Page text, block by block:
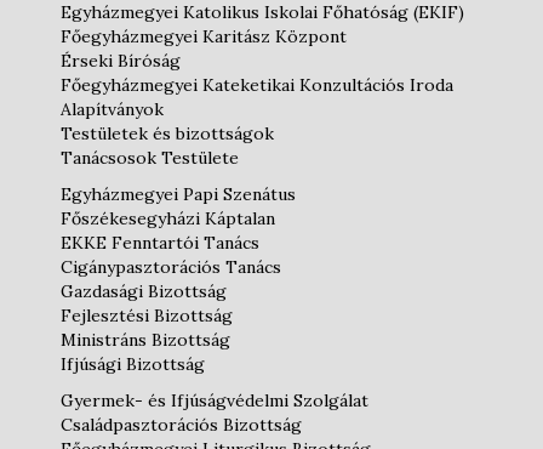
Egyházmegyei Katolikus Iskolai Főhatóság (EKIF)
Főegyházmegyei Karitász Központ
Érseki Bíróság
Főegyházmegyei Kateketikai Konzultációs Iroda
Alapítványok
Testületek és bizottságok
Tanácsosok Testülete
Egyházmegyei Papi Szenátus
Főszékesegyházi Káptalan
EKKE Fenntartói Tanács
Cigánypasztorációs Tanács
Gazdasági Bizottság
Fejlesztési Bizottság
Ministráns Bizottság
Ifjúsági Bizottság
Gyermek- és Ifjúságvédelmi Szolgálat
Családpasztorációs Bizottság